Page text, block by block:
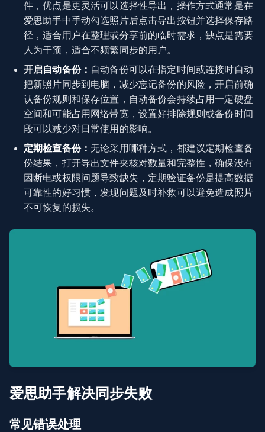
件，优点是更灵活可以选择性导出，操作方式通常是在
爱思助手中手动勾选照片后点击导出按钮并选择保存路
径，适合用户在整理或分享前的临时需求，缺点是需要
人为干预，适合不频繁同步的用户。
开启自动备份： 自动备份可以在指定时间或连接时自动
把新照片同步到电脑，减少忘记备份的风险，开启前确
认备份规则和保存位置，自动备份会持续占用一定硬盘
空间和可能占用网络带宽，设置好排除规则或备份时间
段可以减少对日常使用的影响。
定期检查备份：无论采用哪种方式，都建议定期检查备
份结果，打开导出文件夹核对数量和完整性，确保没有
因断电或权限问题导致缺失，定期验证备份是提高数据
可靠性的好习惯，发现问题及时补救可以避免造成照片
不可恢复的损失。
爱思助手解决同步失败
常见错误处理